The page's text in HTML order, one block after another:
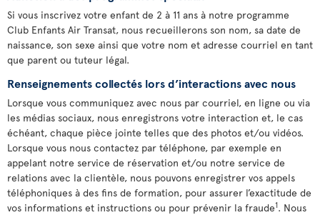
Si vous inscrivez votre enfant de 2 à 11 ans à notre programme
Club Enfants Air Transat, nous recueillerons son nom, sa date de
naissance, son sexe ainsi que votre nom et adresse courriel en tant
que parent ou tuteur légal.
Renseignements collectés lors d’interactions avec nous
Lorsque vous communiquez avec nous par courriel, en ligne ou via
les médias sociaux, nous enregistrons votre interaction et, le cas
échéant, chaque pièce jointe telles que des photos et/ou vidéos.
Lorsque vous nous contactez par téléphone, par exemple en
appelant notre service de réservation et/ou notre service de
relations avec la clientèle, nous pouvons enregistrer vos appels
téléphoniques à des fins de formation, pour assurer l’exactitude de
vos informations et instructions ou pour prévenir la fraude1. Nous